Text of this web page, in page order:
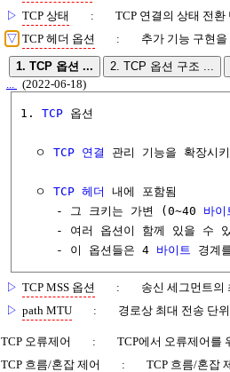
▷ TCP 상태 :
TCP 연결의 상태 전환
▽ TCP 헤더 옵션 : 추가 기능 구현
1. TCP 옵션 ...
2. TCP 옵션 구조 ...
(2022-06-18)
1. TCP 옵션
  ㅇ
TCP 연결 관리 기능을 확장시
  ㅇ
TCP 헤더
내에 포함됨
     - 그 크키는 가변 (0~40
바이
- 여러 옵션이 함께 있을 수
     - 이 옵션들은 4
바이트 경계
▷ TCP MSS 옵션 :
송신 세그먼트의
▷ path MTU : 경로상 최대 전송 단
TCP 오류제어 :
TCP에서 오류제어를
TCP 흐름/혼잡 제어 :
TCP 흐름/혼잡